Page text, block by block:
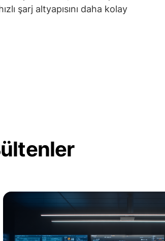
şarj altyapısını daha kolay